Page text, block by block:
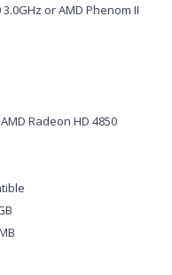
or AMD Phenom II
Radeon HD 4850